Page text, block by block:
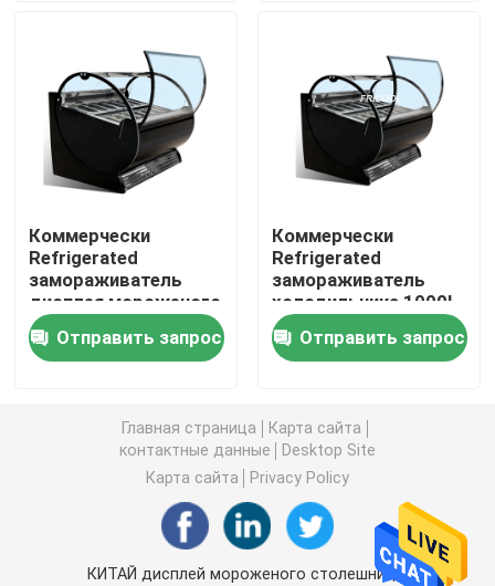
Стеклянные Merchandisers двери
замораживатель дисплея мороженого
под встречным замораживателем холодильника
Refrigerated таблица подготовки
Холодильник занавеса воздуха
охладитель дисплея мяса
Коммерчески создатель льда
Коммерчески
Refrigerated
замораживатель
дисплея мороженого
Отправить запрос
Коммерчески
Refrigerated
замораживатель
холодильника 1000L
дисплея мороженого
Отправить запрос
Главная страница
Карта сайта
контактные данные
Desktop Site
Карта сайта
Privacy Policy
КИТАЙ дисплей мороженого столешницы